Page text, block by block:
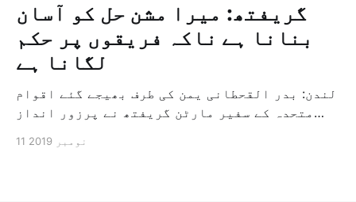
گریفتھ: میرا مشن حل کو آسان
بنانا ہے ناکہ فریقوں پر حکم
لگانا ہے
لندن: بدر القحطانی یمن کی طرف بھیجے گئے اقوام
متحدہ کے سفیر مارٹن گریفتھ نے پرزور انداز
ثالثی اور اس کشمکش کی حدبندی کرنے کے لئے ایک
11 نومبر 2019